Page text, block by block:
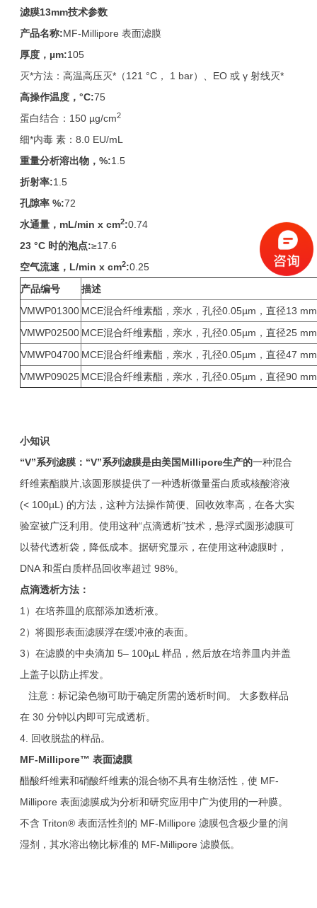
滤膜13mm技术参数
产品名称:MF-Millipore 表面滤膜
厚度， µm:105
灭*方法：高温高压灭*（121 °C， 1 bar）、EO 或 γ 射线灭*
高操作温度， °C:75
蛋白结合：150 µg/cm2
细*内毒 素：8.0 EU/mL
重量分析溶出物， %:1.5
折射率:1.5
孔隙率%:72
水通量， mL/min x cm2:0.74
23 °C 时的泡点:≥17.6
空气流速， L/min x cm2:0.25
产品编号
描述
VMWP01300 MCE混合纤维素酯，亲水，孔径0.05µm，直径13
VMWP02500 MCE混合纤维素酯，亲水，孔径0.05µm，直径25
VMWP04700 MCE混合纤维素酯，亲水，孔径0.05µm，直径47
VMWP09025 MCE混合纤维素酯，亲水，孔径0.05µm，直径90
小知识
“V”系列滤膜：“V”系列滤膜是由美国Millipore生产的一种混合
纤维素酯膜片,该圆形膜提供了一种透析微量蛋白质或核酸溶液
(< 100µL) 的方法，这种方法操作简便、回收效率高，在各大实
验室被广泛利用。使用这种“点滴透析”技术，悬浮式圆形滤膜可
以替代透析袋，降低成本。据研究显示，在使用这种滤膜时，
DNA 和蛋白质样品回收率超过 98%。
点滴透析方法：
1）在培养皿的底部添加透析液。
2）将圆形表面滤膜浮在缓冲液的表面。
3）在滤膜的中央滴加 5– 100µL 样品，然后放在培养皿内并盖
上盖子以防止挥发。
注意：标记染色物可助于确定所需的透析时间。 大多数样品
在 30 分钟以内即可完成透析。
4. 回收脱盐的样品。
MF-Millipore™ 表面滤膜
醋酸纤维素和硝酸纤维素的混合物不具有生物活性，使 MF-
Millipore 表面滤膜成为分析和研究应用中广为使用的一种膜。
不含 Triton® 表面活性剂的 MF-Millipore 滤膜包含极少量的润
湿剂，其水溶出物比标准的 MF-Millipore 滤膜低。